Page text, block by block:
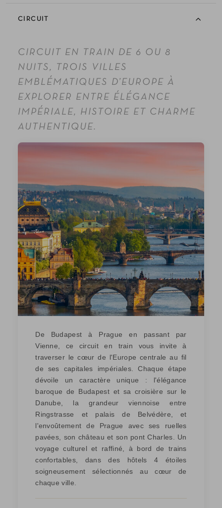
CIRCUIT
CIRCUIT EN TRAIN DE 6 OU 8
NUITS, TROIS VILLES
EMBLÉMATIQUES D’EUROPE À
EXPLORER ENTRE ÉLÉGANCE
IMPÉRIALE, HISTOIRE ET CHARME
AUTHENTIQUE.
De Budapest à Prague en passant par
Vienne, ce circuit en train vous invite à
traverser le cœur de l'Europe centrale au fil
de ses capitales impériales. Chaque étape
dévoile un caractère unique : l'élégance
baroque de Budapest et sa croisière sur le
Danube, la grandeur viennoise entre
Ringstrasse et palais de Belvédère, et
l'envoûtement de Prague avec ses ruelles
pavées, son château et son pont Charles. Un
voyage culturel et raffiné, à bord de trains
confortables, dans des hôtels 4 étoiles
soigneusement sélectionnés au cœur de
chaque ville.